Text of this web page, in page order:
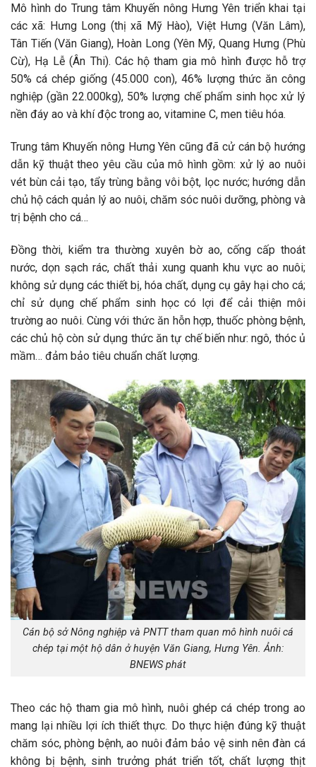
Mô hình do Trung tâm Khuyến nông Hưng Yên triển khai tại
các xã: Hưng Long (thị xã Mỹ Hào), Việt Hưng (Văn Lâm),
Tân Tiến (Văn Giang), Hoàn Long (Yên Mỹ, Quang Hưng (Phù
Cừ), Hạ Lễ (Ân Thi). Các hộ tham gia mô hình được hỗ trợ
50% cá chép giống (45.000 con), 46% lượng thức ăn công
nghiệp (gần 22.000kg), 50% lượng chế phẩm sinh học xử lý
nền đáy ao và khí độc trong ao, vitamine C, men tiêu hóa.
Trung tâm Khuyến nông Hưng Yên cũng đã cử cán bộ hướng
dẫn kỹ thuật theo yêu cầu của mô hình gồm: xử lý ao nuôi
vét bùn cải tạo, tẩy trùng bằng vôi bột, lọc nước; hướng dẫn
chủ hộ cách quản lý ao nuôi, chăm sóc nuôi dưỡng, phòng và
trị bệnh cho cá…
Đồng thời, kiểm tra thường xuyên bờ ao, cống cấp thoát
nước, dọn sạch rác, chất thải xung quanh khu vực ao nuôi;
không sử dụng các thiết bị, hóa chất, dụng cụ gây hại cho cá;
chỉ sử dụng chế phẩm sinh học có lợi để cải thiện môi
trường ao nuôi. Cùng với thức ăn hỗn hợp, thuốc phòng bệnh,
các chủ hộ còn sử dụng thức ăn tự chế biến như: ngô, thóc ủ
mầm… đảm bảo tiêu chuẩn chất lượng.
Cán bộ sở Nông nghiệp và PNTT tham quan mô hình nuôi cá
chép tại một hộ dân ở huyện Văn Giang, Hưng Yên. Ảnh:
BNEWS phát
Theo các hộ tham gia mô hình, nuôi ghép cá chép trong ao
mang lại nhiều lợi ích thiết thực. Do thực hiện đúng kỹ thuật
chăm sóc, phòng bệnh, ao nuôi đảm bảo vệ sinh nên đàn cá
không bị bệnh, sinh trưởng phát triển tốt, chất lượng thịt